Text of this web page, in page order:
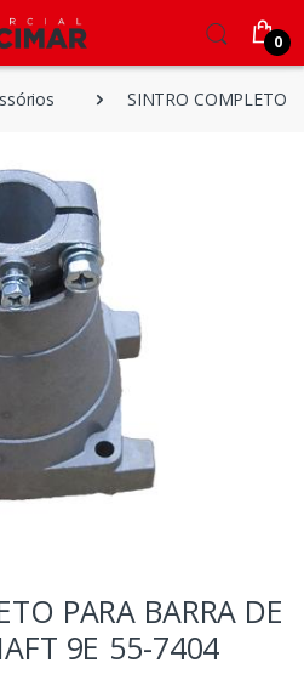
0
SINTRO COMPLETO
PARA BARRA DE
9E 55-7404